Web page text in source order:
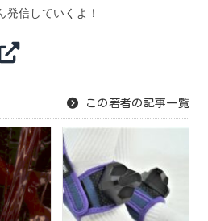
信していくよ！
この著者の記事一覧